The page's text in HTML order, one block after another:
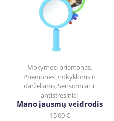
Mokymosi priemonės,
Priemonės mokykloms ir
darželiams, Sensoriniai ir
antistresiniai
Mano jausmų veidrodis
15,00€